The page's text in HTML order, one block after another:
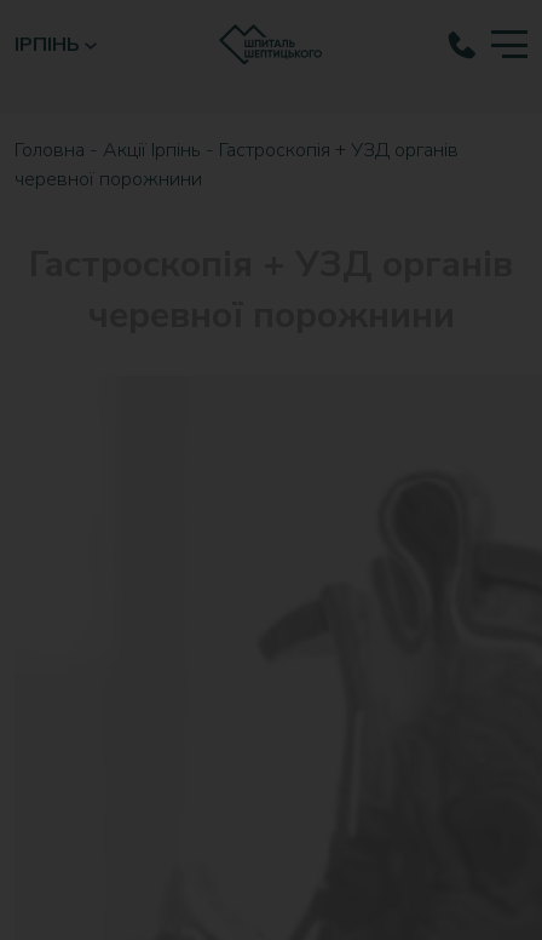
ІРПІНЬ
Головна - Акції Ірпінь - Гастроскопія + УЗД органів
черевної порожнини